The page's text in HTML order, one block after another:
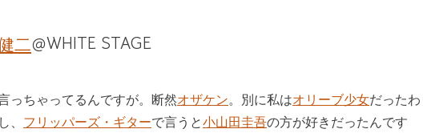
二＠WHITE STAGE
っちゃってるんですが。断然オザケン。別に私はオリーブ少女だったわ
、 フリッパーズ・ギターで言うと小山田圭吾の方が好きだったんです